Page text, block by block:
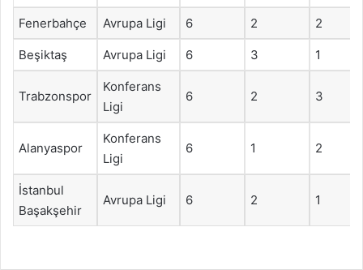
Fenerbahçe Avrupa Ligi 6 2 2
Beşiktaş Avrupa Ligi 6 3 1
Trabzonspor
Konferans
Ligi
6 2 3
Alanyaspor
Konferans
Ligi
6 1 2
İstanbul
Başakşehir
Avrupa Ligi 6 2 1